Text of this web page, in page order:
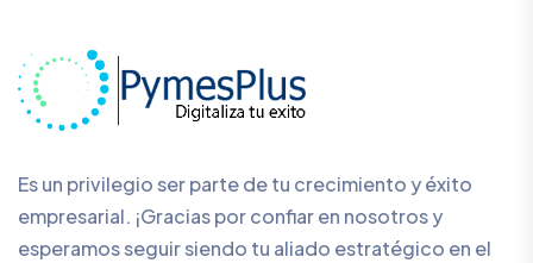
Es un privilegio ser parte de tu crecimiento y éxito
empresarial. ¡Gracias por confiar en nosotros y
esperamos seguir siendo tu aliado estratégico en el